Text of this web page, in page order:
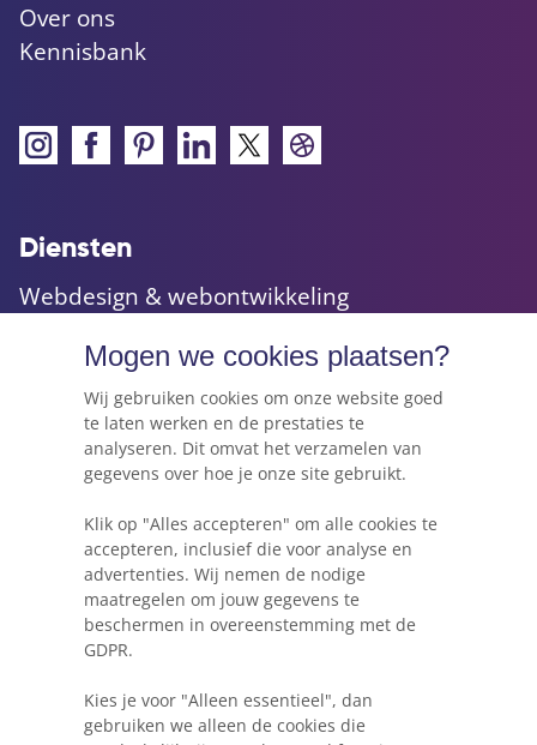
Over ons
Kennisbank
Diensten
Webdesign & webontwikkeling
Online marketing & advies
Hosting, e-mail & domeinnamen
Webkracht's blog
5 dingen die je moet weten voordat je een
website gaat beginnen
Waarom Wordpress niet altijd de beste keuze
is voor je project
Heb ik een herontwerp of herbouw van mijn
website nodig?
Mogen we cookies plaatsen?
Wij gebruiken cookies om onze website goed
te laten werken en de prestaties te
analyseren. Dit omvat het verzamelen van
gegevens over hoe je onze site gebruikt.
Klik op "Alles accepteren" om alle cookies te
accepteren, inclusief die voor analyse en
advertenties. Wij nemen de nodige
maatregelen om jouw gegevens te
beschermen in overeenstemming met de
GDPR.
Kies je voor "Alleen essentieel", dan
gebruiken we alleen de cookies die